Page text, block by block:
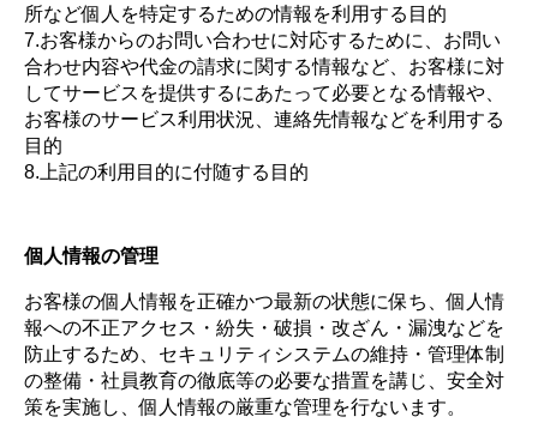
所など個人を特定するための情報を利用する目的
7.お客様からのお問い合わせに対応するために、お問い
合わせ内容や代金の請求に関する情報など、お客様に対
してサービスを提供するにあたって必要となる情報や、
お客様のサービス利用状況、連絡先情報などを利用する
目的
8.上記の利用目的に付随する目的
個人情報の管理
お客様の個人情報を正確かつ最新の状態に保ち、個人情
報への不正アクセス・紛失・破損・改ざん・漏洩などを
防止するため、セキュリティシステムの維持・管理体制
の整備・社員教育の徹底等の必要な措置を講じ、安全対
策を実施し、個人情報の厳重な管理を行ないます。